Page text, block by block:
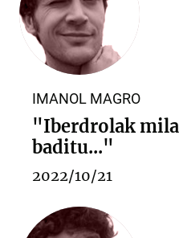
IMANOL MAGRO
"Iberdrolak
baditu..."
2022/10/21